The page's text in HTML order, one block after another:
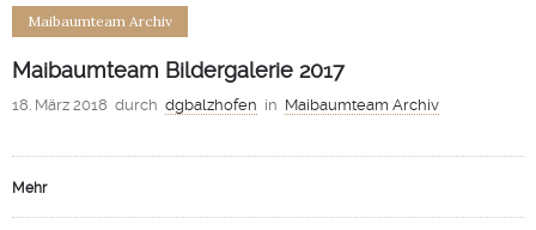
Maibaumteam Archiv
Maibaumteam Bildergalerie 2017
18. März 2018 durch dgbalzhofen in Maibaumteam Archiv
Mehr